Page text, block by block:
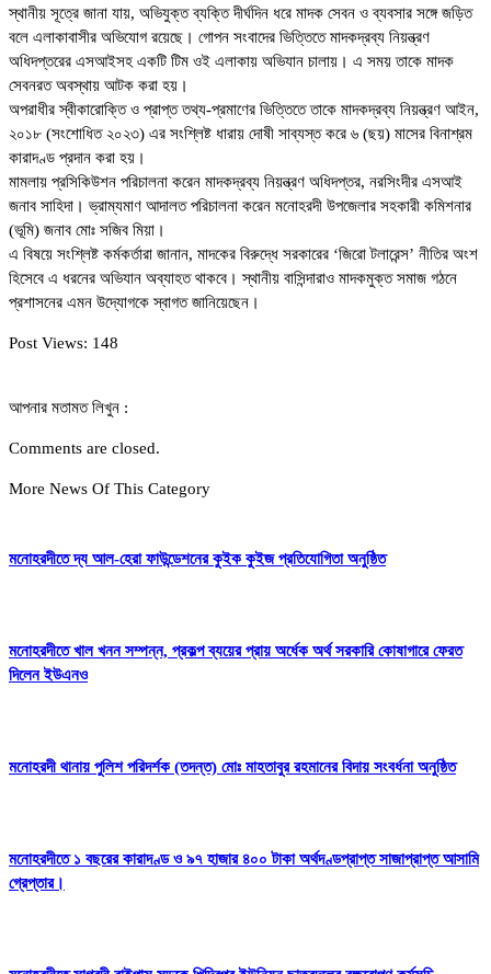
স্থানীয় সূত্রে জানা যায়, অভিযুক্ত ব্যক্তি দীর্ঘদিন ধরে মাদক সেবন ও ব্যবসার সঙ্গে জড়িত
বলে এলাকাবাসীর অভিযোগ রয়েছে। গোপন সংবাদের ভিত্তিতে মাদকদ্রব্য নিয়ন্ত্রণ
অধিদপ্তরের এসআইসহ একটি টিম ওই এলাকায় অভিযান চালায়। এ সময় তাকে মাদক
সেবনরত অবস্থায় আটক করা হয়।
অপরাধীর স্বীকারোক্তি ও প্রাপ্ত তথ্য-প্রমাণের ভিত্তিতে তাকে মাদকদ্রব্য নিয়ন্ত্রণ আইন,
২০১৮ (সংশোধিত ২০২৩) এর সংশ্লিষ্ট ধারায় দোষী সাব্যস্ত করে ৬ (ছয়) মাসের বিনাশ্রম
কারাদণ্ড প্রদান করা হয়।
মামলায় প্রসিকিউশন পরিচালনা করেন মাদকদ্রব্য নিয়ন্ত্রণ অধিদপ্তর, নরসিংদীর এসআই
জনাব সাহিদা। ভ্রাম্যমাণ আদালত পরিচালনা করেন মনোহরদী উপজেলার সহকারী কমিশনার
(ভূমি) জনাব মোঃ সজিব মিয়া।
এ বিষয়ে সংশ্লিষ্ট কর্মকর্তারা জানান, মাদকের বিরুদ্ধে সরকারের ‘জিরো টলারেন্স’ নীতির অংশ
হিসেবে এ ধরনের অভিযান অব্যাহত থাকবে। স্থানীয় বাসিন্দারাও মাদকমুক্ত সমাজ গঠনে
প্রশাসনের এমন উদ্যোগকে স্বাগত জানিয়েছেন।
Post Views: 148
আপনার মতামত লিখুন :
Comments are closed.
More News Of This Category
মনোহরদীতে দ্য আল-হেরা ফাউন্ডেশনের কুইক কুইজ প্রতিযোগিতা অনুষ্ঠিত
মনোহরদীতে খাল খনন সম্পন্ন, প্রকল্প ব্যয়ের প্রায় অর্ধেক অর্থ সরকারি কোষাগারে ফেরত
দিলেন ইউএনও
মনোহরদী থানায় পুলিশ পরিদর্শক (তদন্ত) মোঃ মাহতাবুর রহমানের বিদায় সংবর্ধনা অনুষ্ঠিত
মনোহরদীতে ১ বছরের কারাদণ্ড ও ৯৭ হাজার ৪০০ টাকা অর্থদণ্ডপ্রাপ্ত সাজাপ্রাপ্ত আসামি
গ্রেপ্তার।